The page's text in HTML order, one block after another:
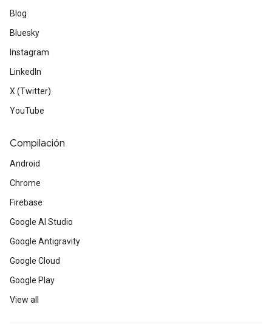
Blog
Bluesky
Instagram
LinkedIn
X (Twitter)
YouTube
Compilación
Android
Chrome
Firebase
Google AI Studio
Google Antigravity
Google Cloud
Google Play
View all